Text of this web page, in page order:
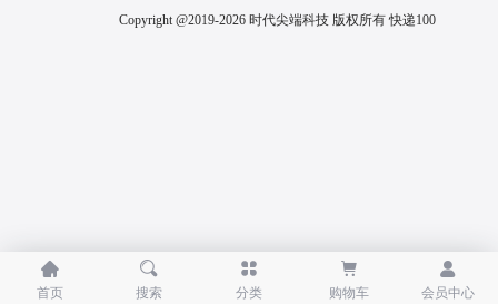
Copyright @2019-2026 时代尖端科技 版权所有快递100

首页

搜索

分类

购物车

会员中心